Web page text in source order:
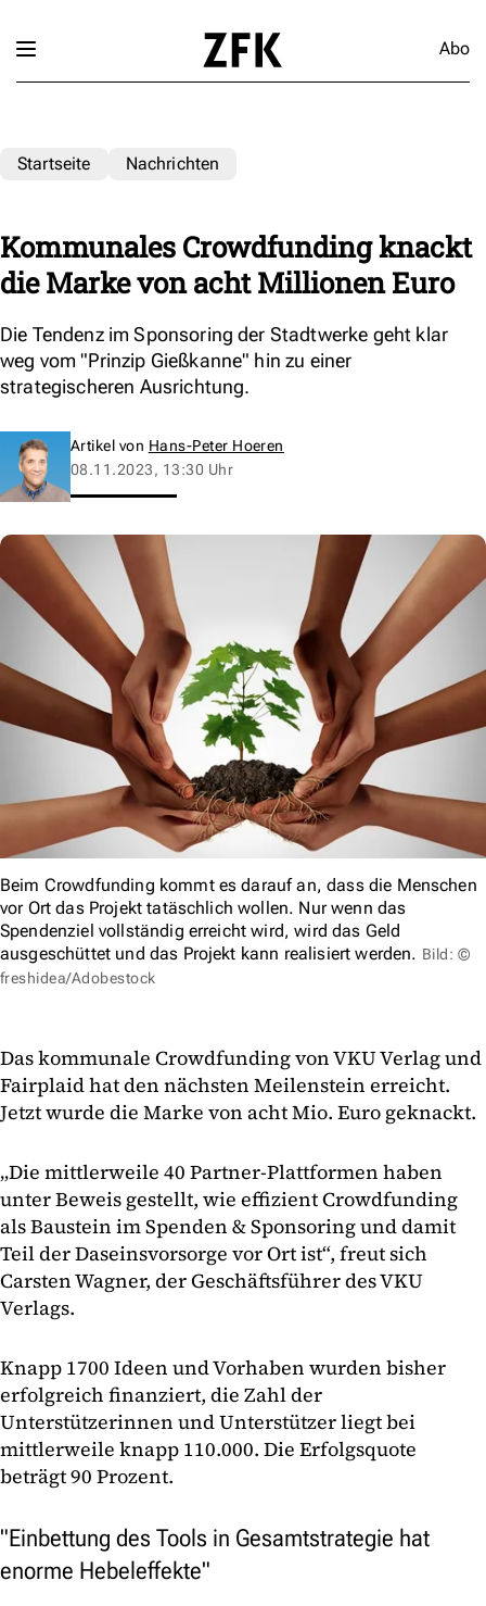
Abo
Startseite Nachrichten
Kommunales Crowdfunding knackt
die Marke von acht Millionen Euro
Die Tendenz im Sponsoring der Stadtwerke geht klar
weg vom "Prinzip Gießkanne" hin zu einer
strategischeren Ausrichtung.
Artikel von Hans-Peter Hoeren
08.11.2023, 13:30 Uhr
Beim Crowdfunding kommt es darauf an, dass die Menschen
vor Ort das Projekt tatäschlich wollen. Nur wenn das
Spendenziel vollständig erreicht wird, wird das Geld
ausgeschüttet und das Projekt kann realisiert werden. Bild: ©
freshidea/Adobestock
Das kommunale Crowdfunding von VKU Verlag und
Fairplaid hat den nächsten Meilenstein erreicht.
Jetzt wurde die Marke von acht Mio. Euro geknackt.
„Die mittlerweile 40 Partner-Plattformen haben
unter Beweis gestellt, wie effizient Crowdfunding
als Baustein im Spenden & Sponsoring und damit
Teil der Daseinsvorsorge vor Ort ist“, freut sich
Carsten Wagner, der Geschäftsführer des VKU
Verlags.
Knapp 1700 Ideen und Vorhaben wurden bisher
erfolgreich finanziert, die Zahl der
Unterstützerinnen und Unterstützer liegt bei
mittlerweile knapp 110.000. Die Erfolgsquote
beträgt 90 Prozent.
"Einbettung des Tools in Gesamtstrategie hat
enorme Hebeleffekte"